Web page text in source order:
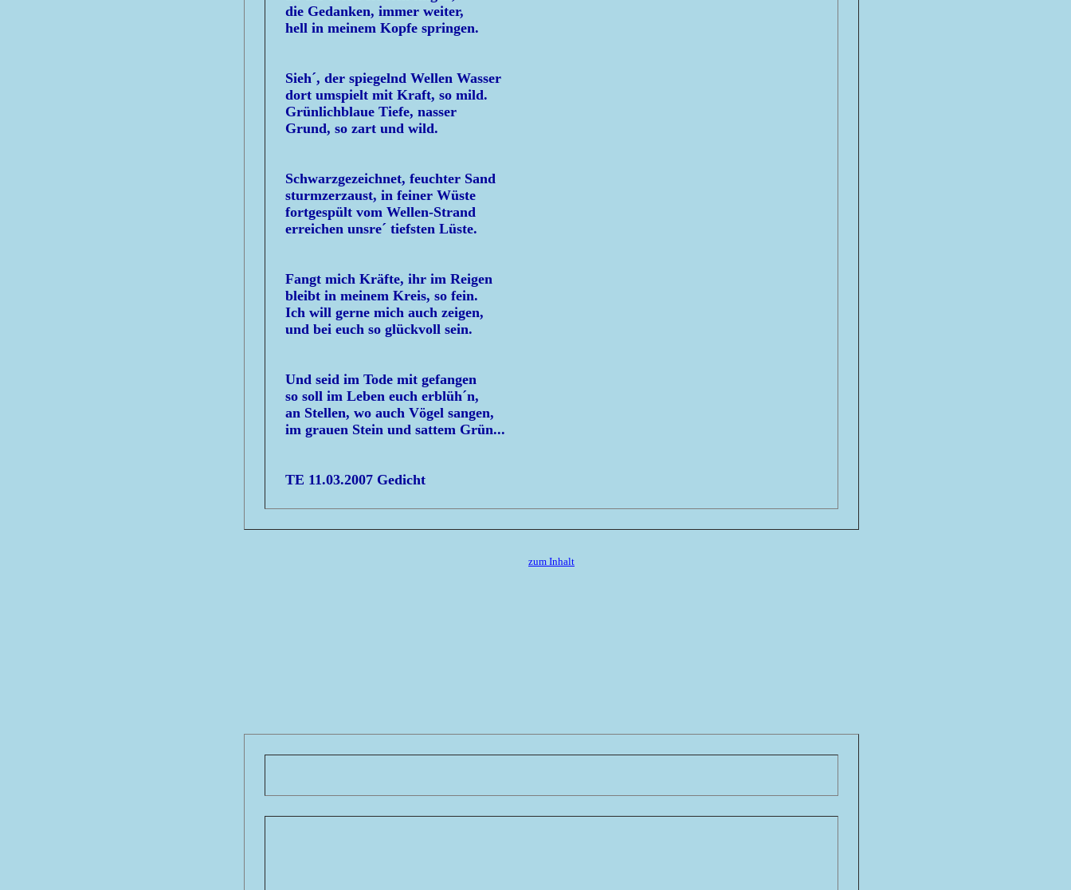
die Gedanken, immer weiter,
hell in meinem Kopfe springen.
Sieh´, der spiegelnd Wellen Wasser
dort umspielt mit Kraft, so mild.
Grünlichblaue Tiefe, nasser
Grund, so zart und wild.
Schwarzgezeichnet, feuchter Sand
sturmzerzaust, in feiner Wüste
fortgespült vom Wellen-Strand
erreichen unsre´ tiefsten Lüste.
Fangt mich Kräfte, ihr im Reigen
bleibt in meinem Kreis, so fein.
Ich will gerne mich auch zeigen,
und bei euch so glückvoll sein.
Und seid im Tode mit gefangen
so soll im Leben euch erblüh´n,
an Stellen, wo auch Vögel sangen,
im grauen Stein und sattem Grün...
TE 11.03.2007 Gedicht
zum Inhalt